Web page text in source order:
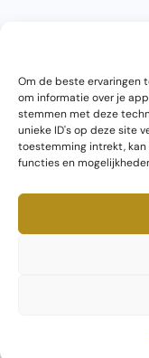
Om de beste ervaringen
om informatie over je
stemmen met deze
unieke ID's op deze site
toestemming intrekt,
functies en